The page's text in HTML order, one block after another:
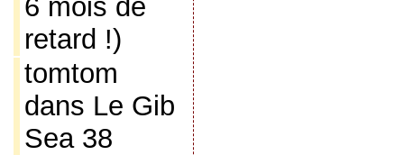
6 mois de
retard !)
tomtom
dans Le Gib
Sea 38